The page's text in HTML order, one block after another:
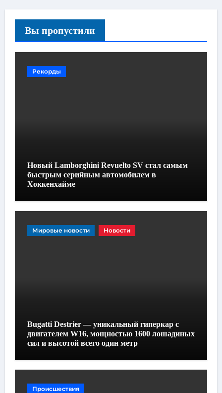
Вы пропустили
Рекорды
Новый Lamborghini Revuelto SV стал самым
быстрым серийным автомобилем в
Хоккенхайме
Мировые новости Новости
Bugatti Destrier — уникальный гиперкар с
двигателем W16, мощностью 1600 лошадиных
сил и высотой всего один метр
Происшествия